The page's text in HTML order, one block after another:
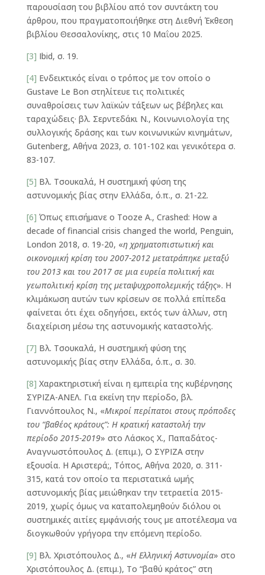
παρουσίαση του βιβλίου από τον συντάκτη του
άρθρου, που πραγματοποιήθηκε στη Διεθνή Έκθεση
βιβλίου Θεσσαλονίκης, στις 10 Μαΐου 2025.
[3] Ibid, σ. 19.
[4] Ενδεικτικός είναι ο τρόπος με τον οποίο ο
Gustave Le Bon στηλίτευε τις πολιτικές
συναθροίσεις των λαϊκών τάξεων ως βέβηλες και
ταραχώδεις· βλ. Σερντεδάκι Ν., Κοινωνιολογία της
συλλογικής δράσης και των κοινωνικών κινημάτων,
Gutenberg, Αθήνα 2023, σ. 101-102 και γενικότερα σ.
83-107.
[5] Βλ. Τσουκαλά, Η συστημική φύση της
αστυνομικής βίας στην Ελλάδα, ό.π., σ. 21-22.
[6] Όπως επισήμανε ο Tooze Α., Crashed: How a
decade of financial crisis changed the world, Penguin,
London 2018, σ. 19-20, «η χρηματοπιστωτική και
οικονομική κρίση του 2007-2012 μετατράπηκε μεταξύ
του 2013 και του 2017 σε μια ευρεία πολιτική και
γεωπολιτική κρίση της μεταψυχροπολεμικής τάξης». Η
κλιμάκωση αυτών των κρίσεων σε πολλά επίπεδα
φαίνεται ότι έχει οδηγήσει, εκτός των άλλων, στη
διαχείριση μέσω της αστυνομικής καταστολής.
[7] Βλ. Τσουκαλά, Η συστημική φύση της
αστυνομικής βίας στην Ελλάδα, ό.π., σ. 30.
[8] Χαρακτηριστική είναι η εμπειρία της κυβέρνησης
ΣΥΡΙΖΑ-ΑΝΕΛ. Για εκείνη την περίοδο, βλ.
Γιαννόπουλος Ν., «Μικροί περίπατοι στους πρόποδες
του “βαθέος κράτους”: Η κρατική καταστολή την
περίοδο 2015-2019» στο Λάσκος Χ., Παπαδάτος-
Αναγνωστόπουλος Δ. (επιμ.), Ο ΣΥΡΙΖΑ στην
εξουσία. Η Αριστερά;, Τόπος, Αθήνα 2020, σ. 311-
315, κατά τον οποίο τα περιστατικά ωμής
αστυνομικής βίας μειώθηκαν την τετραετία 2015-
2019, χωρίς όμως να καταπολεμηθούν διόλου οι
συστημικές αιτίες εμφάνισής τους με αποτέλεσμα να
διογκωθούν γρήγορα την επόμενη περίοδο.
[9] Βλ. Χριστόπουλος Δ., «Η Ελληνική Αστυνομία» στο
Χριστόπουλος Δ. (επιμ.), Το “βαθύ κράτος” στη